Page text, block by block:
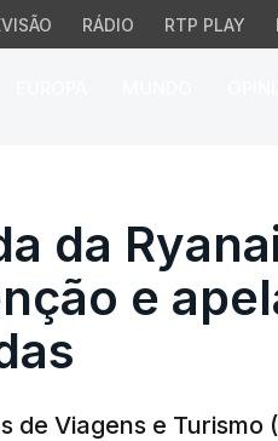
RÁDIO RTP PLAY
da
da
e
Viagens e Turismo